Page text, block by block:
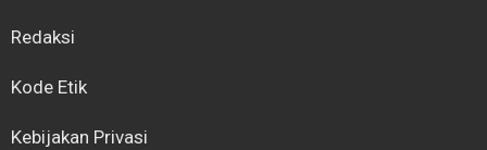
Redaksi
Kode Etik
Kebijakan Privasi